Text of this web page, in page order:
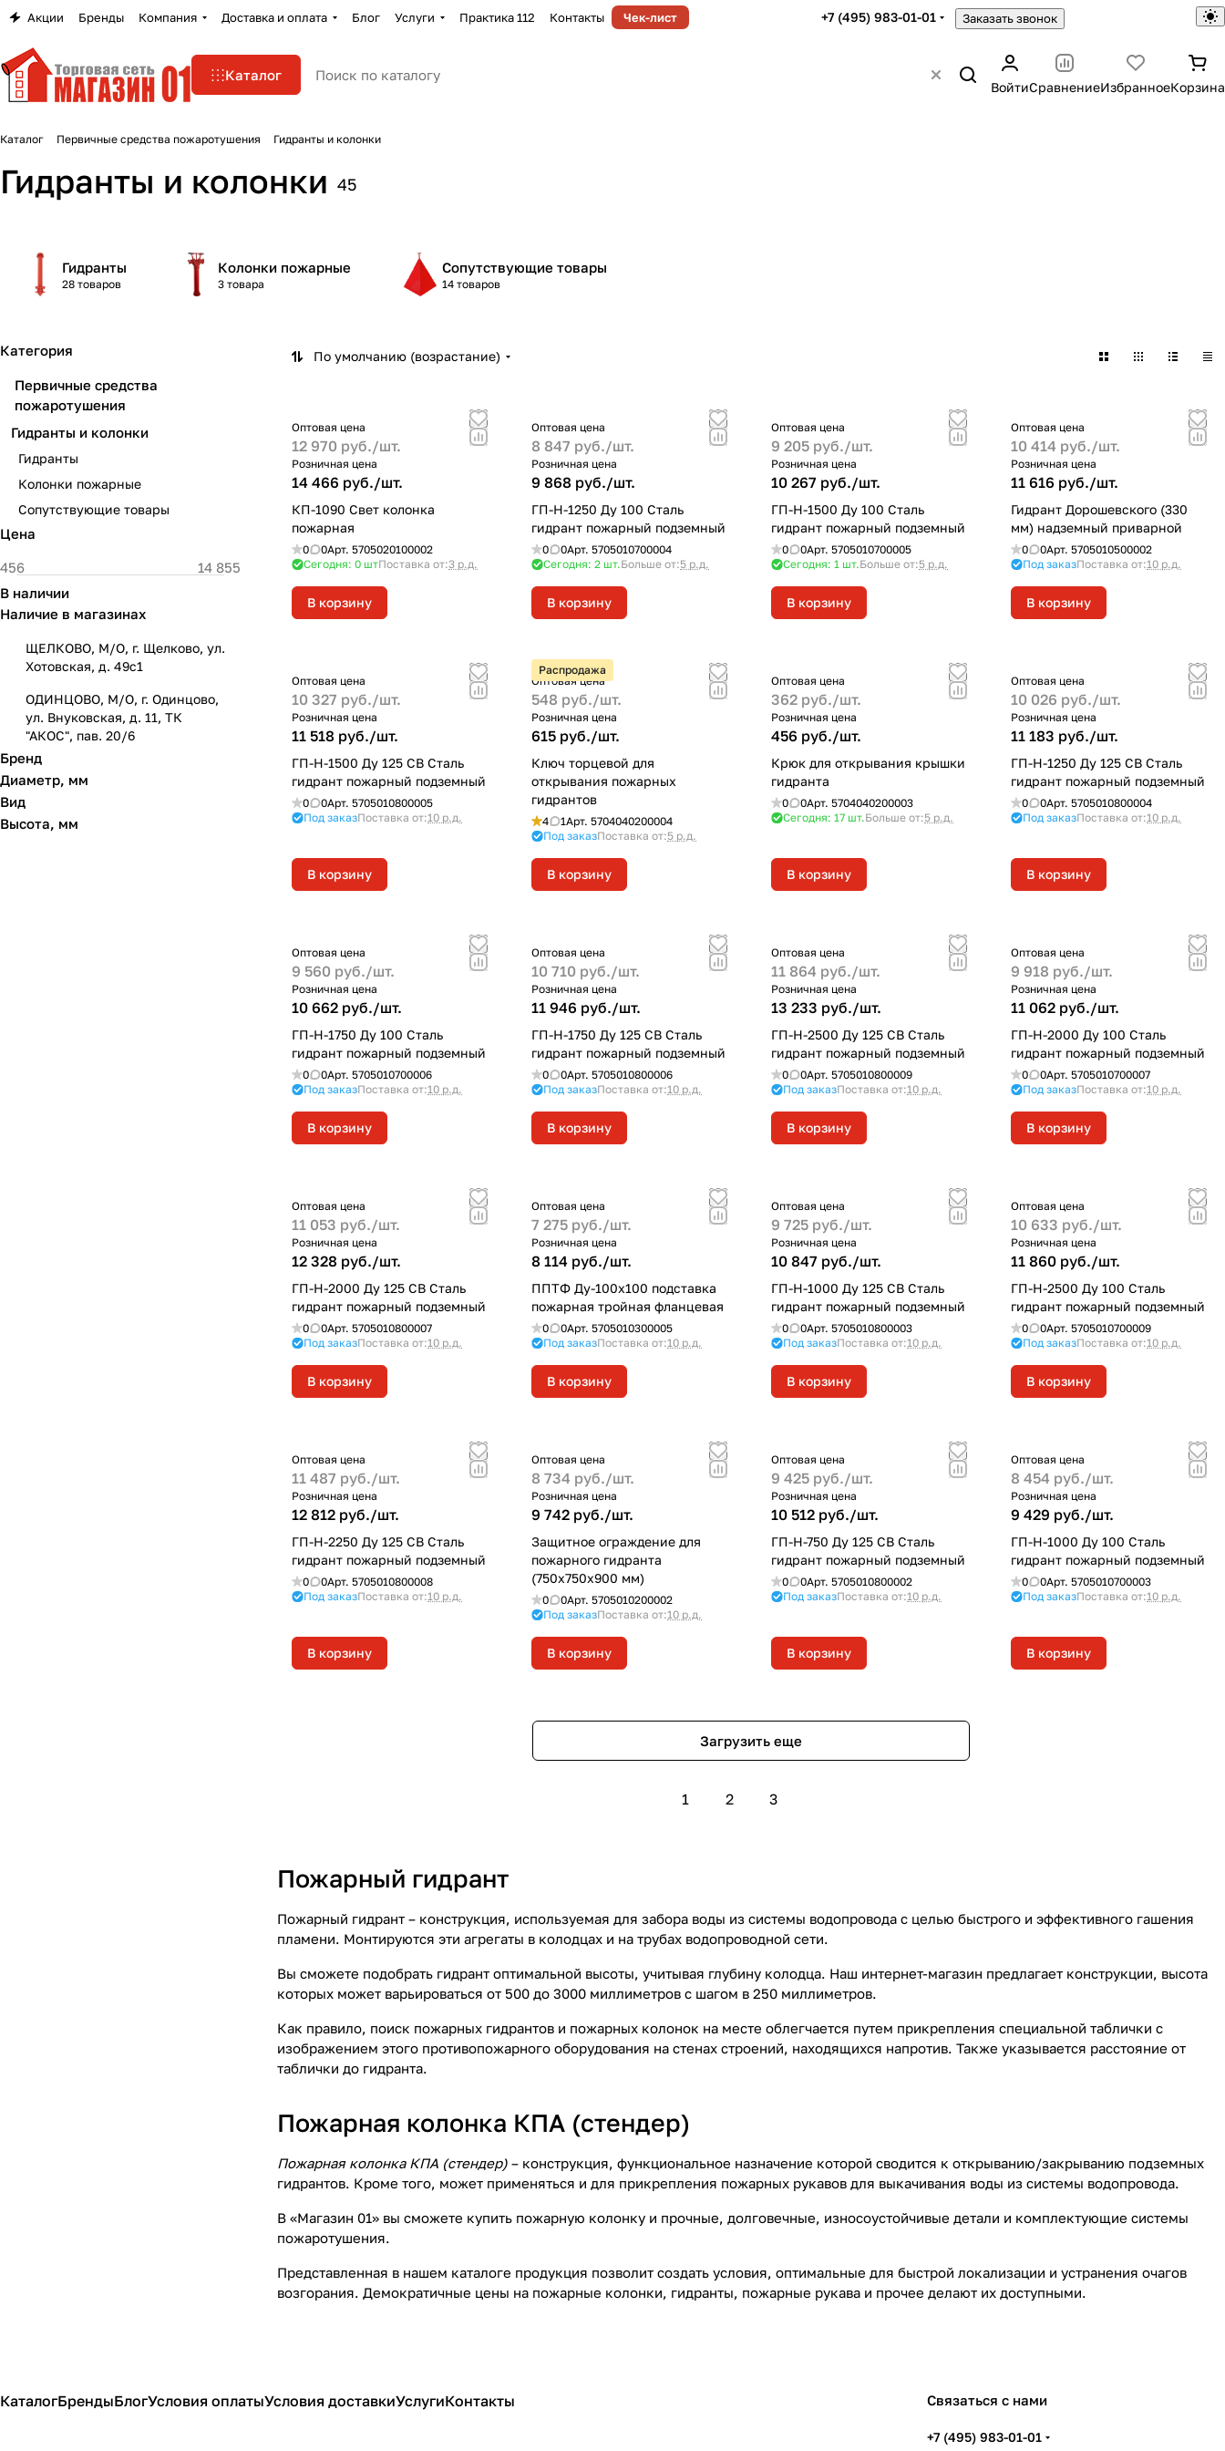
Акции Бренды Компания Доставка и оплата Блог Услуги Практика 112 Контакты Чек-лист +7 (495) 983-01-01 Заказать звонок
Каталог
ВойтиСравнениеИзбранноеКорзина
Каталог Первичные средства пожаротушения Гидранты и колонки
Гидранты и колонки 45
Гидранты
28 товаров
Колонки пожарные
3 товара
Сопутствующие товары
14 товаров
По умолчанию (возрастание)
Оптовая цена
12 970 руб./шт.
Розничная цена
14 466 руб./шт.
КП-1090 Свет колонка
пожарная
0 0Арт. 5705020100002
Сегодня: 0 штПоставка от:3 р.д.
В корзину
Оптовая цена
8 847 руб./шт.
Розничная цена
9 868 руб./шт.
ГП-Н-1250 Ду 100 Сталь
гидрант пожарный подземный
0 0Арт. 5705010700004
Сегодня: 2 шт.Больше от:5 р.д.
В корзину
Оптовая цена
9 205 руб./шт.
Розничная цена
10 267 руб./шт.
ГП-Н-1500 Ду 100 Сталь
гидрант пожарный подземный
0 0Арт. 5705010700005
Сегодня: 1 шт.Больше от:5 р.д.
В корзину
Оптовая цена
10 414 руб./шт.
Розничная цена
11 616 руб./шт.
Гидрант Дорошевского (330
мм) надземный приварной
0 0Арт. 5705010500002
Под заказПоставка от:10 р.д.
В корзину
Оптовая цена
10 327 руб./шт.
Розничная цена
11 518 руб./шт.
ГП-Н-1500 Ду 125 СВ Сталь
гидрант пожарный подземный
0 0Арт. 5705010800005
Под заказПоставка от:10 р.д.
В корзину
Распродажа
Оптовая цена
548 руб./шт.
Розничная цена
615 руб./шт.
Ключ торцевой для
открывания пожарных
гидрантов
4 1Арт. 5704040200004
Под заказПоставка от:5 р.д.
В корзину
Оптовая цена
362 руб./шт.
Розничная цена
456 руб./шт.
Крюк для открывания крышки
гидранта
0 0Арт. 5704040200003
Сегодня: 17 шт.Больше от:5 р.д.
В корзину
Оптовая цена
10 026 руб./шт.
Розничная цена
11 183 руб./шт.
ГП-Н-1250 Ду 125 СВ Сталь
гидрант пожарный подземный
0 0Арт. 5705010800004
Под заказПоставка от:10 р.д.
В корзину
Оптовая цена
9 560 руб./шт.
Розничная цена
10 662 руб./шт.
ГП-Н-1750 Ду 100 Сталь
гидрант пожарный подземный
0 0Арт. 5705010700006
Под заказПоставка от:10 р.д.
В корзину
Оптовая цена
10 710 руб./шт.
Розничная цена
11 946 руб./шт.
ГП-Н-1750 Ду 125 СВ Сталь
гидрант пожарный подземный
0 0Арт. 5705010800006
Под заказПоставка от:10 р.д.
В корзину
Оптовая цена
11 864 руб./шт.
Розничная цена
13 233 руб./шт.
ГП-Н-2500 Ду 125 СВ Сталь
гидрант пожарный подземный
0 0Арт. 5705010800009
Под заказПоставка от:10 р.д.
В корзину
Оптовая цена
9 918 руб./шт.
Розничная цена
11 062 руб./шт.
ГП-Н-2000 Ду 100 Сталь
гидрант пожарный подземный
0 0Арт. 5705010700007
Под заказПоставка от:10 р.д.
В корзину
Оптовая цена
11 053 руб./шт.
Розничная цена
12 328 руб./шт.
ГП-Н-2000 Ду 125 СВ Сталь
гидрант пожарный подземный
0 0Арт. 5705010800007
Под заказПоставка от:10 р.д.
В корзину
Оптовая цена
7 275 руб./шт.
Розничная цена
8 114 руб./шт.
ППТФ Ду-100х100 подставка
пожарная тройная фланцевая
0 0Арт. 5705010300005
Под заказПоставка от:10 р.д.
В корзину
Оптовая цена
9 725 руб./шт.
Розничная цена
10 847 руб./шт.
ГП-Н-1000 Ду 125 СВ Сталь
гидрант пожарный подземный
0 0Арт. 5705010800003
Под заказПоставка от:10 р.д.
В корзину
Оптовая цена
10 633 руб./шт.
Розничная цена
11 860 руб./шт.
ГП-Н-2500 Ду 100 Сталь
гидрант пожарный подземный
0 0Арт. 5705010700009
Под заказПоставка от:10 р.д.
В корзину
Оптовая цена
11 487 руб./шт.
Розничная цена
12 812 руб./шт.
ГП-Н-2250 Ду 125 СВ Сталь
гидрант пожарный подземный
0 0Арт. 5705010800008
Под заказПоставка от:10 р.д.
В корзину
Оптовая цена
8 734 руб./шт.
Розничная цена
9 742 руб./шт.
Защитное ограждение для
пожарного гидранта
(750x750x900 мм)
0 0Арт. 5705010200002
Под заказПоставка от:10 р.д.
В корзину
Оптовая цена
9 425 руб./шт.
Розничная цена
10 512 руб./шт.
ГП-Н-750 Ду 125 СВ Сталь
гидрант пожарный подземный
0 0Арт. 5705010800002
Под заказПоставка от:10 р.д.
В корзину
Оптовая цена
8 454 руб./шт.
Розничная цена
9 429 руб./шт.
ГП-Н-1000 Ду 100 Сталь
гидрант пожарный подземный
0 0Арт. 5705010700003
Под заказПоставка от:10 р.д.
В корзину
Загрузить еще
1 2 3
Пожарный гидрант
Пожарный гидрант – конструкция, используемая для забора воды из системы водопровода с целью быстрого и эффективного гашения
пламени. Монтируются эти агрегаты в колодцах и на трубах водопроводной сети.
Вы сможете подобрать гидрант оптимальной высоты, учитывая глубину колодца. Наш интернет-магазин предлагает конструкции, высота
которых может варьироваться от 500 до 3000 миллиметров с шагом в 250 миллиметров.
Как правило, поиск пожарных гидрантов и пожарных колонок на месте облегчается путем прикрепления специальной таблички с
изображением этого противопожарного оборудования на стенах строений, находящихся напротив. Также указывается расстояние от
таблички до гидранта.
Пожарная колонка КПА (стендер)
Пожарная колонка КПА (стендер) – конструкция, функциональное назначение которой сводится к открыванию/закрыванию подземных
гидрантов. Кроме того, может применяться и для прикрепления пожарных рукавов для выкачивания воды из системы водопровода.
В «Магазин 01» вы сможете купить пожарную колонку и прочные, долговечные, износоустойчивые детали и комплектующие системы
пожаротушения.
Представленная в нашем каталоге продукция позволит создать условия, оптимальные для быстрой локализации и устранения очагов
возгорания. Демократичные цены на пожарные колонки, гидранты, пожарные рукава и прочее делают их доступными.
Категория
Первичные средства
пожаротушения
Гидранты и колонки
Гидранты
Колонки пожарные
Сопутствующие товары
Цена
В наличии
Наличие в магазинах
ЩЕЛКОВО, М/О, г. Щелково, ул.
Хотовская, д. 49с1
ОДИНЦОВО, М/О, г. Одинцово,
ул. Внуковская, д. 11, ТК
"АКОС", пав. 20/6
Бренд
Диаметр, мм
Вид
Высота, мм
КаталогБрендыБлогУсловия оплатыУсловия доставкиУслугиКонтакты Связаться с нами
+7 (495) 983-01-01